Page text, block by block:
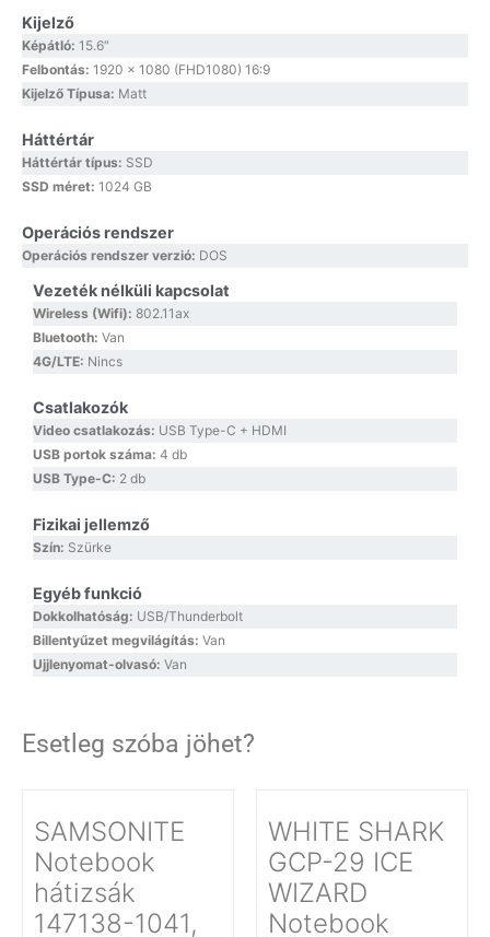
Kijelző
Képátló: 15.6″
Felbontás: 1920 x 1080 (FHD1080) 16:9
Kijelző Típusa: Matt
Háttértár
Háttértár típus: SSD
SSD méret: 1024 GB
Operációs rendszer
Operációs rendszer verzió: DOS
Vezeték nélküli kapcsolat
Wireless (Wifi): 802.11ax
Bluetooth: Van
4G/LTE: Nincs
Csatlakozók
Video csatlakozás: USB Type-C + HDMI
USB portok száma: 4 db
USB Type-C: 2 db
Fizikai jellemző
Szín: Szürke
Egyéb funkció
Dokkolhatóság: USB/Thunderbolt
Billentyűzet megvilágítás: Van
Ujjlenyomat-olvasó: Van
Esetleg szóba jöhet?
SAMSONITE
Notebook
hátizsák
147138-1041,
WHITE SHARK
GCP-29 ICE
WIZARD
Notebook